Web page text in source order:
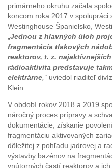
primárneho okruhu začala
koncom roka 2017 v
Westinghouse Španielsko,
Jednou z hlavných úloh
fragmentácia tlakových
reaktorov, t. z.
rádioaktivita predstavuje
elektrárne ,“ uviedol riaditeľ
Klein.
V období rokov 2018 a 2019
náročný proces prípravy a
dokumentácie, získanie
fragmentáciu aktivovaných
dôležitej z pohľadu jadrovej a
výstavby bazénov na
vnútorných častí reaktorov a